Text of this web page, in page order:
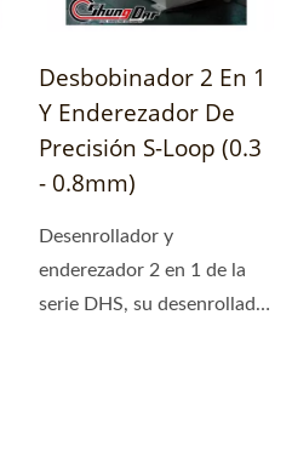
Desbobinador 2 En 1
Y Enderezador De
Precisión S-Loop (0.3
- 0.8mm)
Desenrollador y
enderezador 2 en 1 de la
serie DHS, su desenrollador